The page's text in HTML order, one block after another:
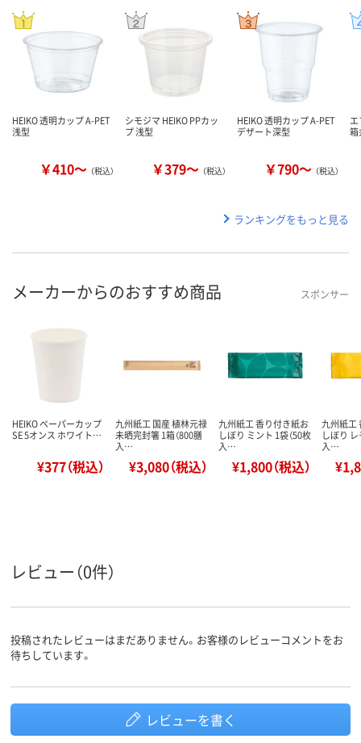
HEIKO 透明カップ A-PET
浅型
￥410～ （税込）
シモジマ HEIKO PPカッ
プ 浅型
￥379～ （税込）
HEIKO 透明カップ A-PET
デザート深型
￥790～ （税込）
箱
ランキングをもっと見る
メーカーからのおすすめ商品 スポンサー
HEIKO ペーパーカップ
SE 5オンス ホワイト…
¥377（税込）
九州紙工 国産 植林元禄
未晒完封箸 1箱（800膳
入…
¥3,080（税込）
九州紙工 香り付き紙お
しぼり ミント 1袋（50枚
入…
¥1,800（税込）
九州紙工
しぼり レ
入…
レビュー（0件）
投稿されたレビューはまだありません。お客様のレビューコメントをお
待ちしています。
レビューを書く